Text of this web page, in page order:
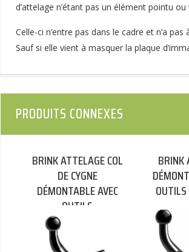
d’attelage n’étant pas un élément pointu
Celle-ci n’entre pas dans le cadre et n’a
Sauf si elle vient à masquer la plaque
PRODUITS CONNEXES
BRINK ATTELAGE COL
DE CYGNE
DÉMONTABLE AVEC
OUTILS
BRINK